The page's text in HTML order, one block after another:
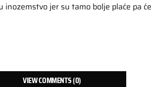
inozemstvo jer su tamo bolje plaće pa
VIEW COMMENTS (0)